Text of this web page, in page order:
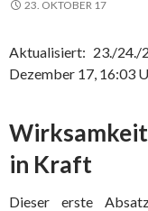
23. OKTOBER 17
Aktualisiert: 23./24./
Dezember 17, 16:03
in Kraft
Dieser erste